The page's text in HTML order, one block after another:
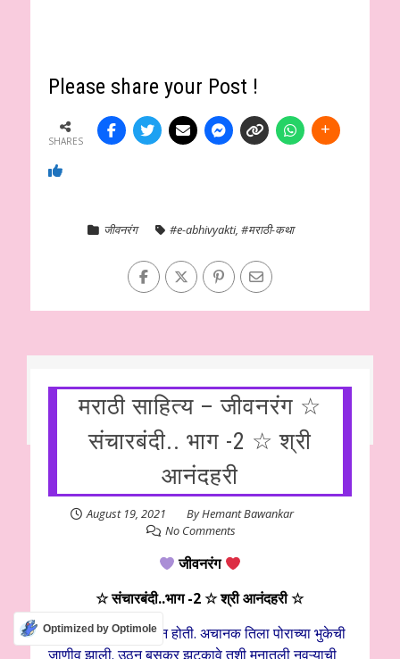
Please share your Post !
SHARES
जीवनरंग #e-abhivyakti,#मराठी-कथा
मराठी साहित्य – जीवनरंग ☆
संचारबंदी.. भाग -2 ☆ श्री
आनंदहरी
August 19, 2021 ByHemant Bawankar
No Comments
जीवनरंग
☆ संचारबंदी..भाग -2 ☆ श्री आनंदहरी ☆
बराचवेळ ती तशीच बसून होती. अचानक तिला पोराच्या भुकेची
जाणीव झाली. उठून बसकर झटकावे तशी मनातली नवऱ्याची
Optimized by Optimole